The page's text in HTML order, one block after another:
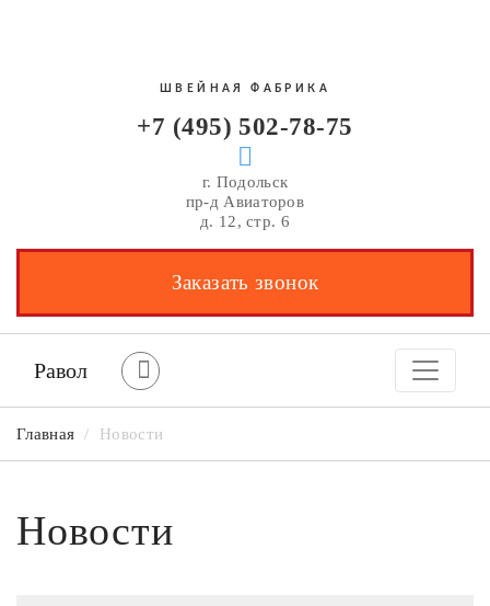
ШВЕЙНАЯ ФАБРИКА
+7 (495) 502-78-75
г. Подольск
пр-д Авиаторов
д. 12, стр. 6
Заказать звонок
Равол
Главная / Новости
Новости